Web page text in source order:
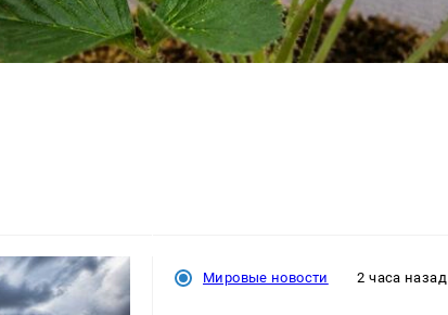
Мировые новости 2 часа назад